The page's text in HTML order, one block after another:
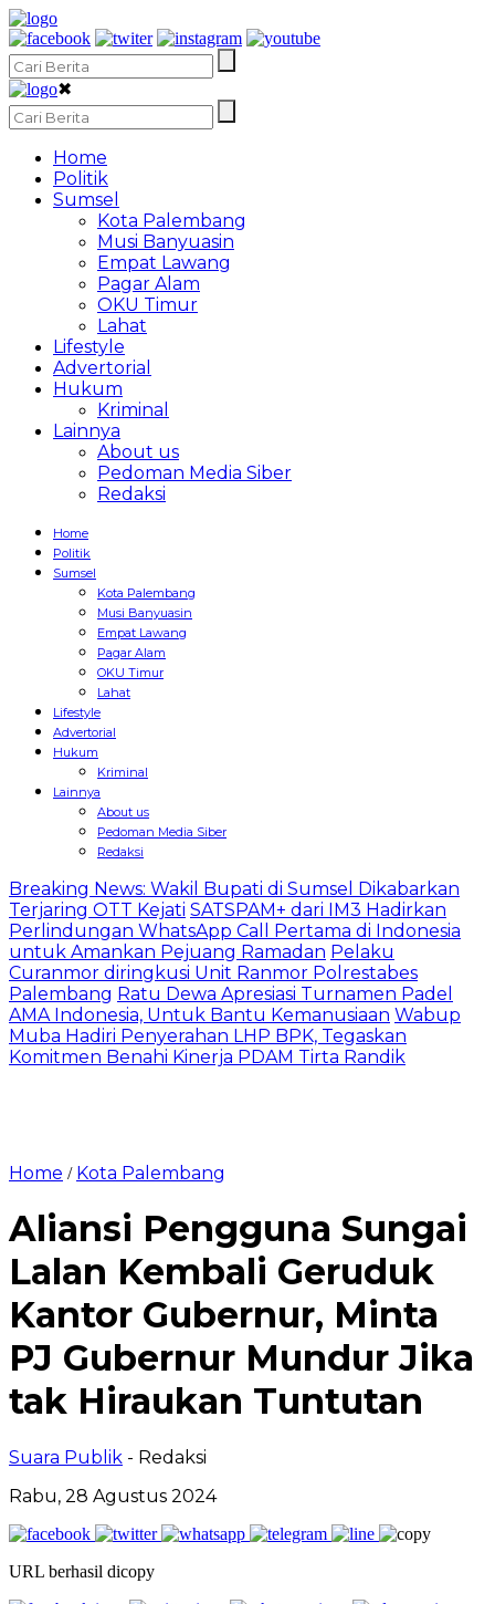
✖
Home
Politik
Sumsel
Kota Palembang
Musi Banyuasin
Empat Lawang
Pagar Alam
OKU Timur
Lahat
Lifestyle
Advertorial
Hukum
Kriminal
Lainnya
About us
Pedoman Media Siber
Redaksi
Home
Politik
Sumsel
Kota Palembang
Musi Banyuasin
Empat Lawang
Pagar Alam
OKU Timur
Lahat
Lifestyle
Advertorial
Hukum
Kriminal
Lainnya
About us
Pedoman Media Siber
Redaksi
Breaking News: Wakil Bupati di Sumsel Dikabarkan
Terjaring OTT Kejati SATSPAM+ dari IM3 Hadirkan
Perlindungan WhatsApp Call Pertama di Indonesia
untuk Amankan Pejuang Ramadan Pelaku
Curanmor diringkusi Unit Ranmor Polrestabes
Palembang Ratu Dewa Apresiasi Turnamen Padel
AMA Indonesia, Untuk Bantu Kemanusiaan Wabup
Muba Hadiri Penyerahan LHP BPK, Tegaskan
Komitmen Benahi Kinerja PDAM Tirta Randik
Home / Kota Palembang
Aliansi Pengguna Sungai
Lalan Kembali Geruduk
Kantor Gubernur, Minta
PJ Gubernur Mundur Jika
tak Hiraukan Tuntutan
Suara Publik - Redaksi
Rabu, 28 Agustus 2024
URL berhasil dicopy